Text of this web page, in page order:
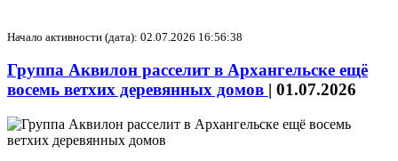
Начало активности (дата): 02.07.2026 16:56:38
Группа Аквилон расселит в Архангельске ещё
восемь ветхих деревянных домов | 01.07.2026